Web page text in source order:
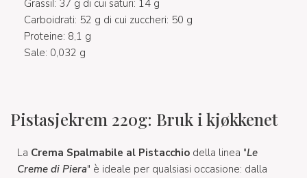
GrassiI: 37 g di cui saturi: 14 g
Carboidrati: 52 g di cui zuccheri: 50 g
Proteine: 8,1 g
Sale: 0,032 g
Pistasjekrem 220g: Bruk i kjøkkenet
La Crema Spalmabile al Pistacchio della linea "Le
Creme di Piera" è ideale per qualsiasi occasione: dalla